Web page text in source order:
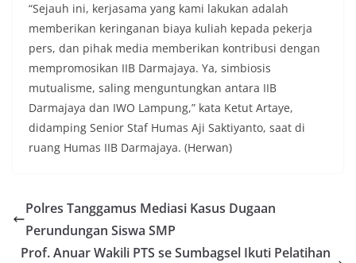
“Sejauh ini, kerjasama yang kami lakukan adalah
memberikan keringanan biaya kuliah kepada pekerja
pers, dan pihak media memberikan kontribusi dengan
mempromosikan IIB Darmajaya. Ya, simbiosis
mutualisme, saling menguntungkan antara IIB
Darmajaya dan IWO Lampung,” kata Ketut Artaye,
didamping Senior Staf Humas Aji Saktiyanto, saat di
ruang Humas IIB Darmajaya. (Herwan)
Polres Tanggamus Mediasi Kasus Dugaan
Perundungan Siswa SMP
Prof. Anuar Wakili PTS se Sumbagsel Ikuti Pelatihan